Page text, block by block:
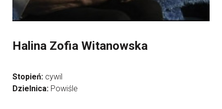
Halina Zofia Witanowska
Stopień: cywil
Dzielnica: Powiśle